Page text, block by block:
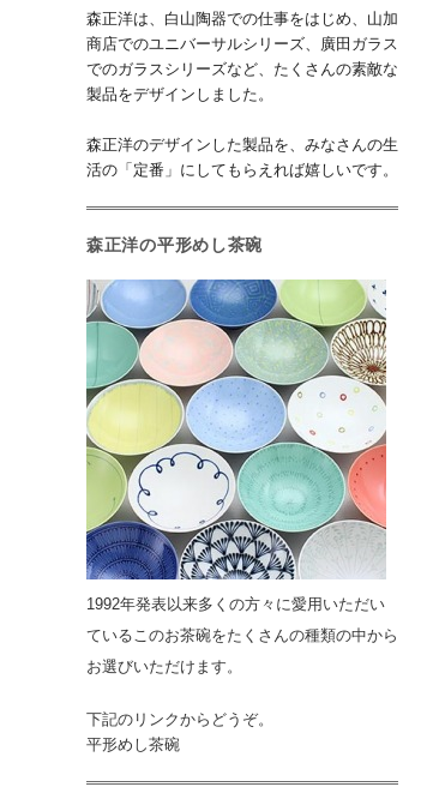
森正洋は、白山陶器での仕事をはじめ、山加
商店でのユニバーサルシリーズ、廣田ガラス
でのガラスシリーズなど、たくさんの素敵な
製品をデザインしました。
森正洋のデザインした製品を、みなさんの生
活の「定番」にしてもらえれば嬉しいです。
森正洋の平形めし茶碗
1992年発表以来多くの方々に愛用いただい
ているこのお茶碗をたくさんの種類の中から
お選びいただけます。
下記のリンクからどうぞ。
平形めし茶碗